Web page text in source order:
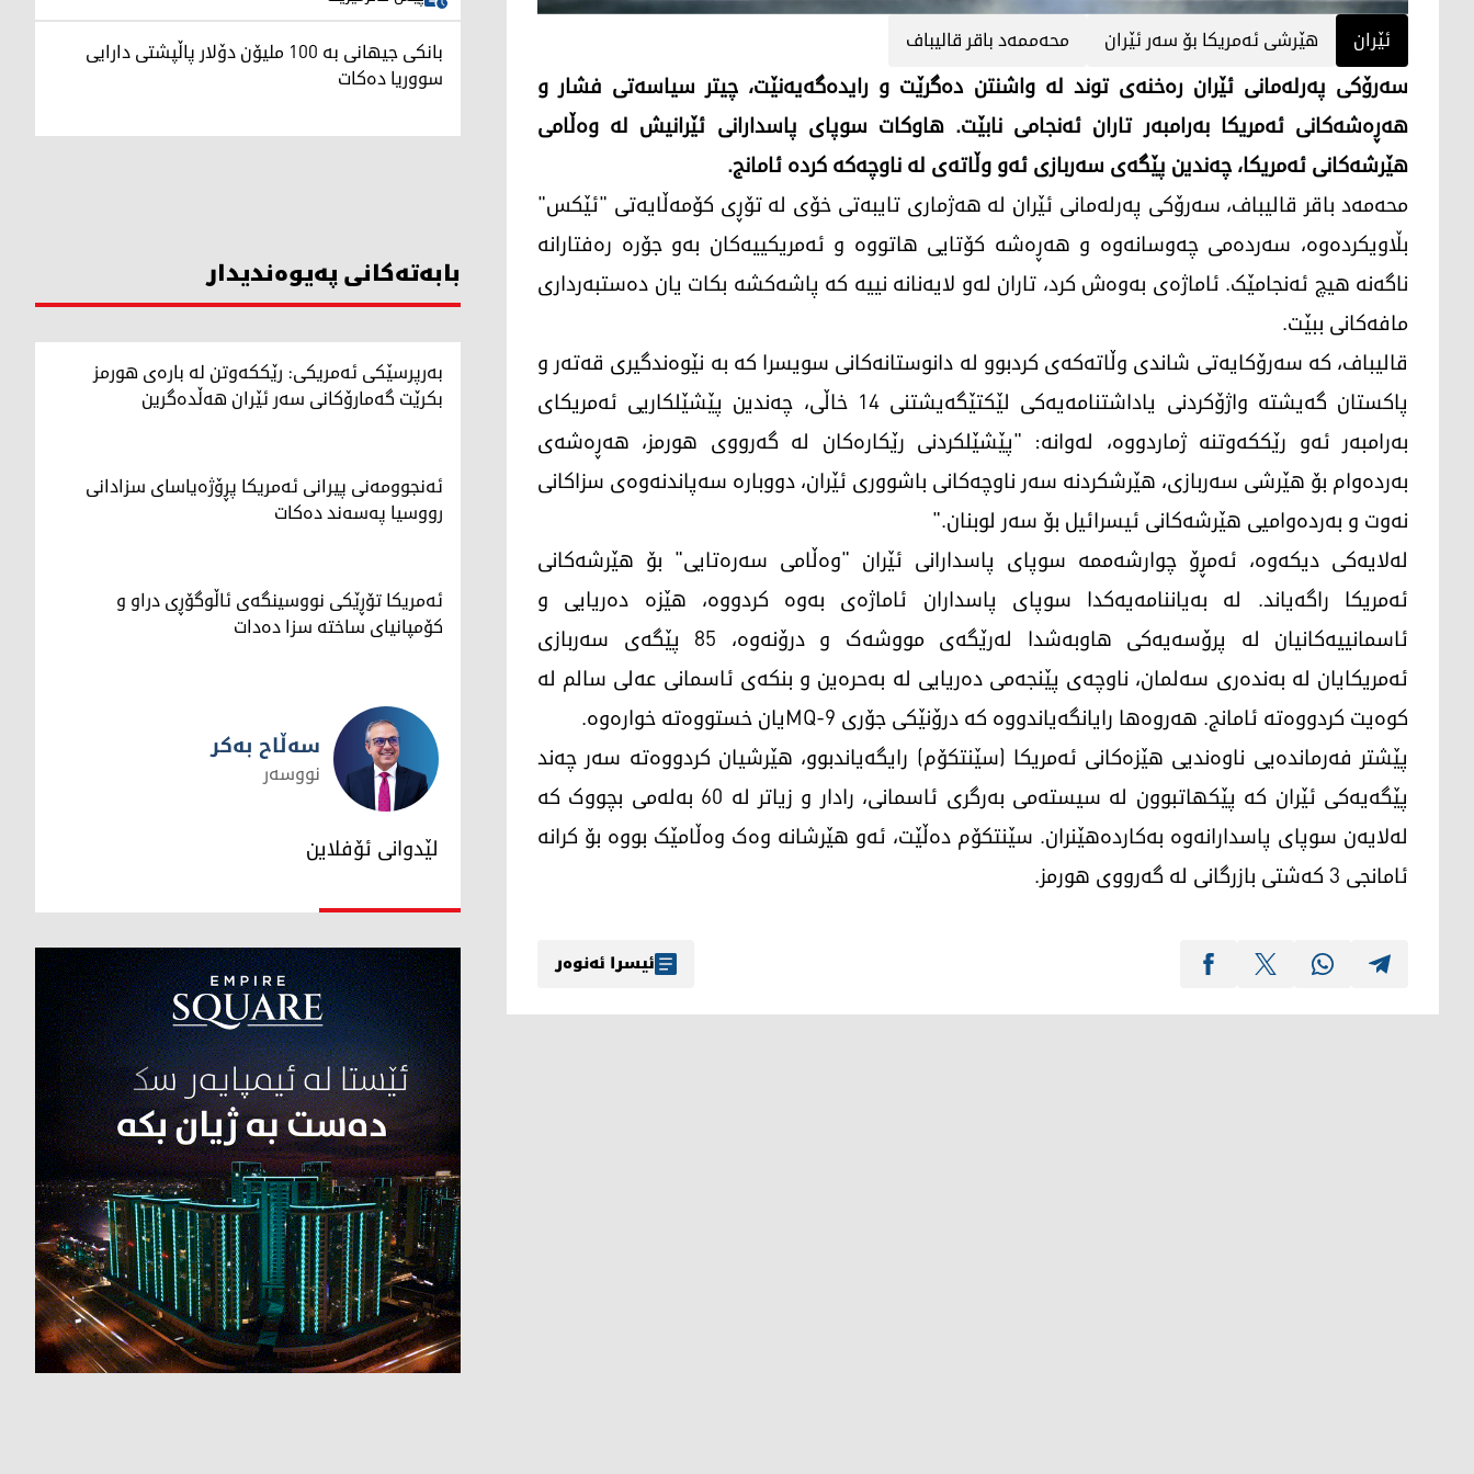
ئێران هێرشی ئەمریکا بۆ سەر ئێران محەممەد باقر قالیباف
سەرۆکی پەرلەمانی ئێران رەخنەی توند لە واشنتن دەگرێت و رایدەگەیەنێت، چیتر سیاسەتی فشار و
هەڕەشەکانی ئەمریکا بەرامبەر تاران ئەنجامی نابێت. هاوکات سوپای پاسدارانی ئێرانیش لە وەڵامی
هێرشەکانی ئەمریکا، چەندین پێگەی سەربازی ئەو وڵاتەی لە ناوچەکە کردە ئامانج.
محەمەد باقر قالیباف، سەرۆکی پەرلەمانی ئێران لە هەژماری تایبەتی خۆی لە تۆڕی کۆمەڵایەتی "ئێکس"
بڵاویکردەوە، سەردەمی چەوسانەوە و هەڕەشە کۆتایی هاتووە و ئەمریکییەکان بەو جۆرە رەفتارانە
ناگەنە هیچ ئەنجامێک. ئاماژەی بەوەش کرد، تاران لەو لایەنانە نییە کە پاشەکشە بکات یان دەستبەرداری
مافەکانی ببێت.
قالیباف، کە سەرۆکایەتی شاندی وڵاتەکەی کردبوو لە دانوستانەکانی سویسرا کە بە نێوەندگیری قەتەر و
پاکستان گەیشتە واژۆکردنی یاداشتنامەیەکی لێکتێگەیشتنی 14 خاڵی، چەندین پێشێلکاریی ئەمریکای
بەرامبەر ئەو رێککەوتنە ژماردووە، لەوانە: "پێشێلکردنی رێکارەکان لە گەرووی هورمز، هەڕەشەی
بەردەوام بۆ هێرشی سەربازی، هێرشکردنە سەر ناوچەکانی باشووری ئێران، دووبارە سەپاندنەوەی سزاکانی
نەوت و بەردەوامیی هێرشەکانی ئیسرائیل بۆ سەر لوبنان."
لەلایەکی دیکەوە، ئەمڕۆ چوارشەممە سوپای پاسدارانی ئێران "وەڵامی سەرەتایی" بۆ هێرشەکانی
ئەمریکا راگەیاند. لە بەیاننامەیەکدا سوپای پاسداران ئاماژەی بەوە کردووە، هێزە دەریایی و
ئاسمانییەکانیان لە پرۆسەیەکی هاوبەشدا لەرێگەی مووشەک و درۆنەوە، 85 پێگەی سەربازی
ئەمریکایان لە بەندەری سەلمان، ناوچەی پێنجەمی دەریایی لە بەحرەین و بنکەی ئاسمانی عەلی سالم لە
کوەیت کردووەتە ئامانج. هەروەها رایانگەیاندووە کە درۆنێکی جۆری MQ-9یان خستووەتە خوارەوە.
پێشتر فەرماندەیی ناوەندیی هێزەکانی ئەمریکا (سێنتکۆم) رایگەیاندبوو، هێرشیان کردووەتە سەر چەند
پێگەیەکی ئێران کە پێکهاتبوون لە سیستەمی بەرگری ئاسمانی، رادار و زیاتر لە 60 بەلەمی بچووک کە
لەلایەن سوپای پاسدارانەوە بەکاردەهێنران. سێنتکۆم دەڵێت، ئەو هێرشانە وەک وەڵامێک بووە بۆ کرانە
ئامانجی 3 کەشتی بازرگانی لە گەرووی هورمز.
ئیسرا ئەنوەر
بانکی جیهانی بە 100 ملیۆن دۆلار پاڵپشتی دارایی
سووریا دەکات
بابەتەکانی پەیوەندیدار
بەرپرسێکی ئەمریکی: رێککەوتن لە بارەی هورمز
بکرێت گەمارۆکانی سەر ئێران هەڵدەگرین
ئەنجوومەنی پیرانی ئەمریکا پڕۆژەیاسای سزادانی
رووسیا په‌سه‌ند ده‌كات
ئەمریکا تۆڕێکی نووسینگەی ئاڵوگۆڕی دراو و
کۆمپانیای ساختە سزا دەدات
سەڵاح بەکر
سەڵاح بەکر
نووسەر
لێدوانی ئۆفلاین